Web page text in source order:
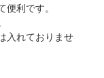
便利です。
入れておりませ